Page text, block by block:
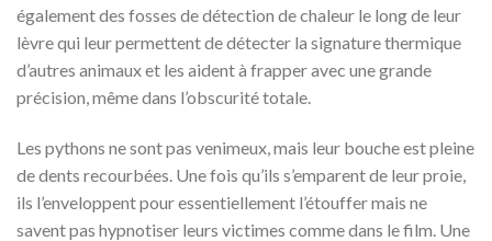
également des fosses de détection de chaleur le long de leur
lèvre qui leur permettent de détecter la signature thermique
d’autres animaux et les aident à frapper avec une grande
précision, même dans l’obscurité totale.
Les pythons ne sont pas venimeux, mais leur bouche est pleine
de dents recourbées. Une fois qu’ils s’emparent de leur proie,
ils l’enveloppent pour essentiellement l’étouffer mais ne
savent pas hypnotiser leurs victimes comme dans le film. Une